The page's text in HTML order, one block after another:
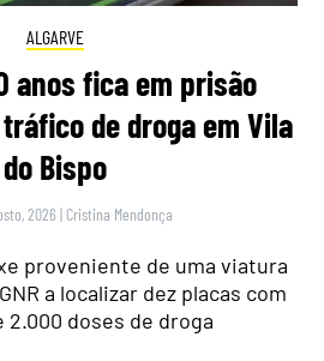
ALGARVE
anos fica em prisão
de droga em Vila
do Bispo
2026 | Cristina Mendonça
proveniente de uma viatura
a localizar dez placas com
2.000 doses de droga